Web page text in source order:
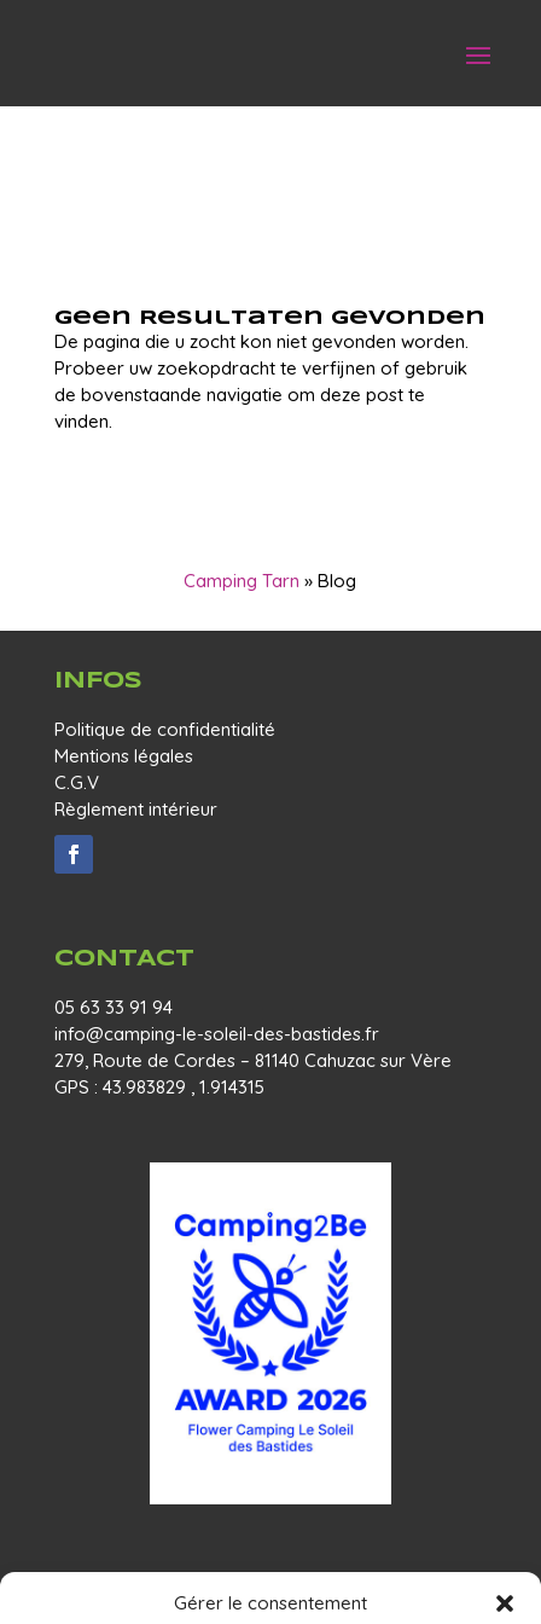
Gérer le consentement
Geen Resultaten Gevonden
De pagina die u zocht kon niet gevonden worden.
Probeer uw zoekopdracht te verfijnen of gebruik
de bovenstaande navigatie om deze post te
vinden.
Camping Tarn »Blog
INFOS
Politique de confidentialité
Mentions légales
C.G.V
Règlement intérieur
CONTACT
05 63 33 91 94
info@camping-le-soleil-des-bastides.fr
279, Route de Cordes – 81140 Cahuzac sur Vère
GPS : 43.983829 , 1.914315